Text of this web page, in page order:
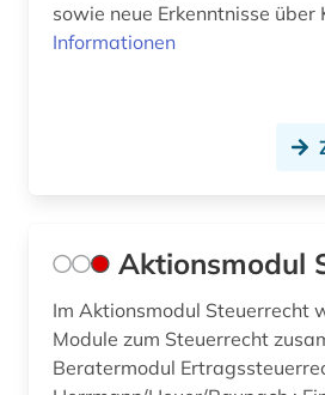
dienstrecht (7)
digitalisat (1)
digitalisierung (3)
sowie neue Erkenntnisse über
Informationen
Aktionsmodul
Im Aktionsmodul Steuerrecht
Module zum Steuerrecht
Beratermodul Ertragssteuerrecht